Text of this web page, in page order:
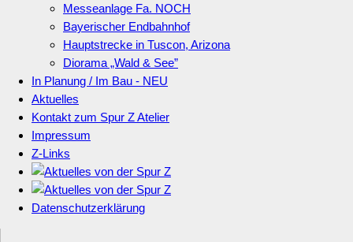
Messeanlage Fa. NOCH
Bayerischer Endbahnhof
Hauptstrecke in Tuscon, Arizona
Diorama „Wald & See”
In Planung / Im Bau - NEU
Aktuelles
Kontakt zum Spur Z Atelier
Impressum
Z-Links
Datenschutzerklärung